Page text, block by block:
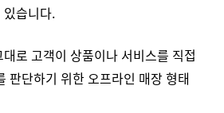
있습니다.
대로 고객이 상품이나 서비스를 직접
판단하기 위한 오프라인 매장 형태